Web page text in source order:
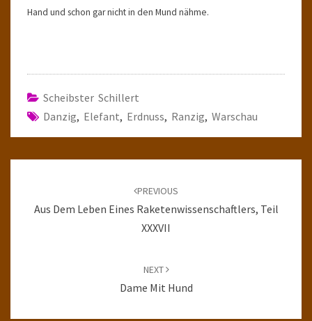
Hand und schon gar nicht in den Mund nähme.
Scheibster Schillert
Danzig, Elefant, Erdnuss, Ranzig, Warschau
PREVIOUS
Aus Dem Leben Eines Raketenwissenschaftlers, Teil
XXXVII
NEXT
Dame Mit Hund